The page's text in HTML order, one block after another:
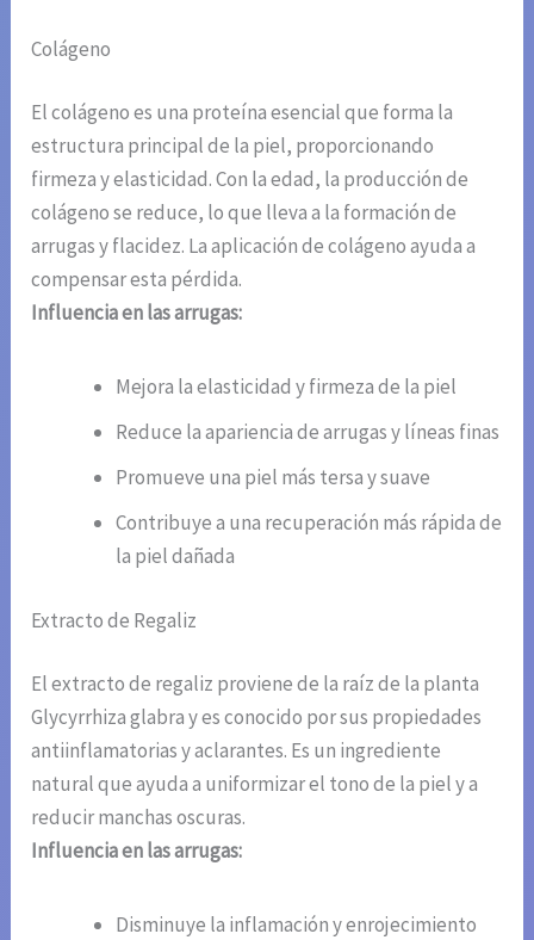
Colágeno
El colágeno es una proteína esencial que forma la
estructura principal de la piel, proporcionando
firmeza y elasticidad. Con la edad, la producción de
colágeno se reduce, lo que lleva a la formación de
arrugas y flacidez. La aplicación de colágeno ayuda a
compensar esta pérdida.
Influencia en las arrugas:
Mejora la elasticidad y firmeza de la piel
Reduce la apariencia de arrugas y líneas finas
Promueve una piel más tersa y suave
Contribuye a una recuperación más rápida de
la piel dañada
Extracto de Regaliz
El extracto de regaliz proviene de la raíz de la planta
Glycyrrhiza glabra y es conocido por sus propiedades
antiinflamatorias y aclarantes. Es un ingrediente
natural que ayuda a uniformizar el tono de la piel y a
reducir manchas oscuras.
Influencia en las arrugas:
Disminuye la inflamación y enrojecimiento